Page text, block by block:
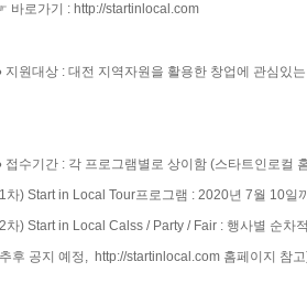
바로가기 : http://startinlocal.com
지원대상 : 대전 지역자원을 활용한 창업에 관심있
접수기간 : 각 프로그램별로 상이함 (스타트인로컬
차) Start in Local Tour프로그램 : 2020년 7월 10일
차) Start in Local Calss / Party / Fair : 행사별 순차
후 공지 예정, http://startinlocal.com홈페이지 참